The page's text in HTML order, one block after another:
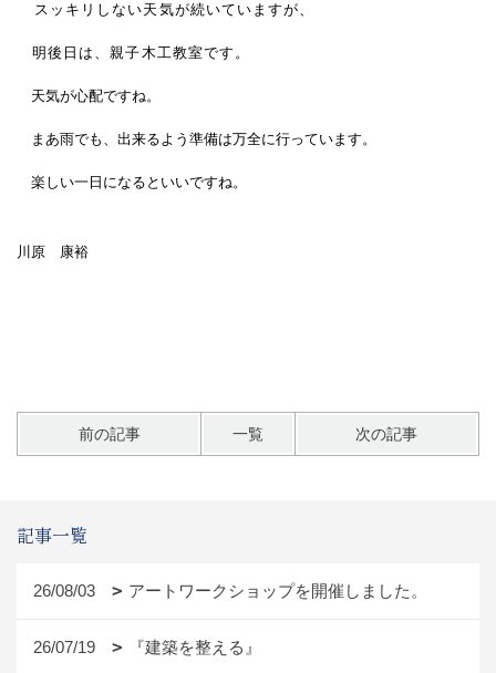
スッキリしない天気が続いていますが、
明後日は、親子木工教室です。
天気が心配ですね。
まあ雨でも、出来るよう準備は万全に行っています。
楽しい一日になるといいですね。
川原 康裕
前の記事 一覧 次の記事
記事一覧
26/08/03 アートワークショップを開催しました。
26/07/19 『建築を整える』